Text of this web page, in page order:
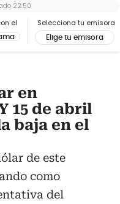
el Selecciona tu emisora
Elige tu emisora
22:50
en
15 de abril
baja en el
de este
como
del